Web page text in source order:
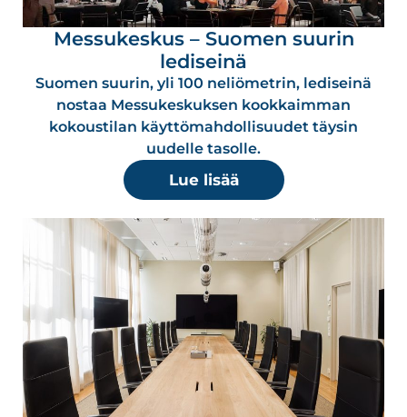
Messukeskus – Suomen suurin
lediseinä
Suomen suurin, yli 100 neliömetrin, lediseinä
nostaa Messukeskuksen kookkaimman
kokoustilan käyttömahdollisuudet täysin
uudelle tasolle.
Lue lisää